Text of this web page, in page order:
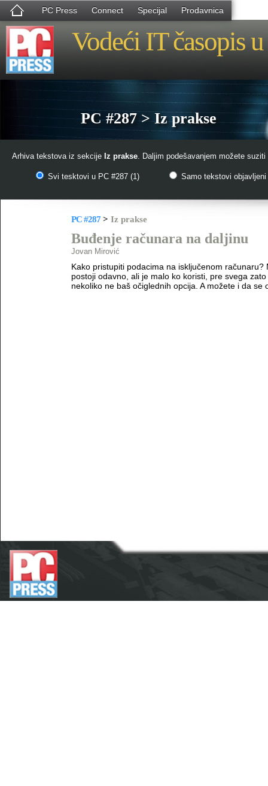
PC Press Connect Specijal Prodavnica
Vodeći IT časopis
PC #287 > Iz prakse
Arhiva tekstova iz sekcije Iz prakse. Daljim podešavanjem možete
Svi tesktovi u PC #287 (1) Samo tekstovi objavljeni
PC #287 > Iz prakse
Buđenje računara na daljinu
Jovan Mirović
Kako pristupiti podacima na isključenom
postoji odavno, ali je malo ko koristi, pre svega
nekoliko ne baš očiglednih opcija. A možete i da